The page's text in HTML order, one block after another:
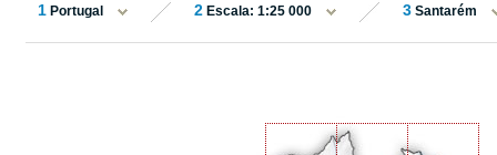
1 Portugal 2 Escala: 1:25 000 3 Santarém